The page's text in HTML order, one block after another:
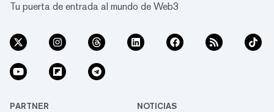
Tu puerta de entrada al mundo de Web3
PARTNER NOTICIAS